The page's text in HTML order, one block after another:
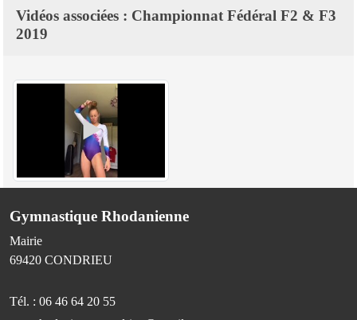
Vidéos associées : Championnat Fédéral F2 & F3
2019
Gymnastique Rhodanienne
Mairie
69420 CONDRIEU
Tél. : 06 46 64 20 55